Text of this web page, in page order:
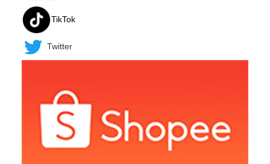
TikTok
Twitter